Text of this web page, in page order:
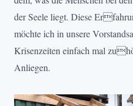
der Seele liegt. Diese
möchte ich in unsere
Krisenzeiten einfach mal
Anliegen.